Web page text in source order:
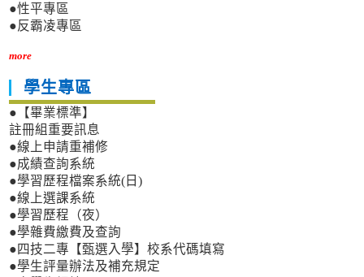
●性平專區
●反霸凌專區
more
學生專區
●【畢業標準】
註冊組重要訊息
●線上申請重補修
●成績查詢系統
●學習歷程檔案系統(日)
●線上選課系統
●學習歷程（夜）
●學雜費繳費及查詢
●四技二專【甄選入學】校系代碼填寫
●學生評量辦法及補充規定